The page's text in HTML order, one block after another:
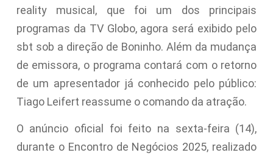
reality musical, que foi um dos principais
programas da TV Globo, agora será exibido pelo
sbt sob a direção de Boninho. Além da mudança
de emissora, o programa contará com o retorno
de um apresentador já conhecido pelo público:
Tiago Leifert reassume o comando da atração.
O anúncio oficial foi feito na sexta-feira (14),
durante o Encontro de Negócios 2025, realizado